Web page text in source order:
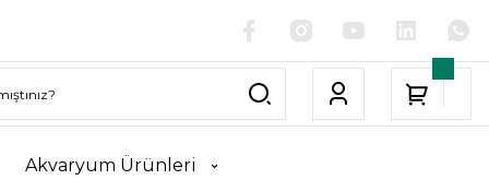
Akvaryum Ürünleri